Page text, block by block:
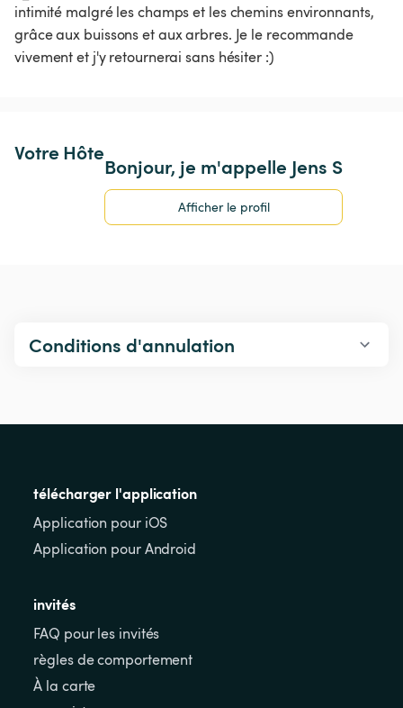
intimité malgré les champs et les chemins environnants,
grâce aux buissons et aux arbres. Je le recommande
vivement et j'y retournerai sans hésiter :)
Votre Hôte
Bonjour, je m'appelle Jens S
Afficher le profil
Conditions d'annulation
télécharger l'application
Application pour iOS
Application pour Android
invités
FAQ pour les invités
règles de comportement
À la carte